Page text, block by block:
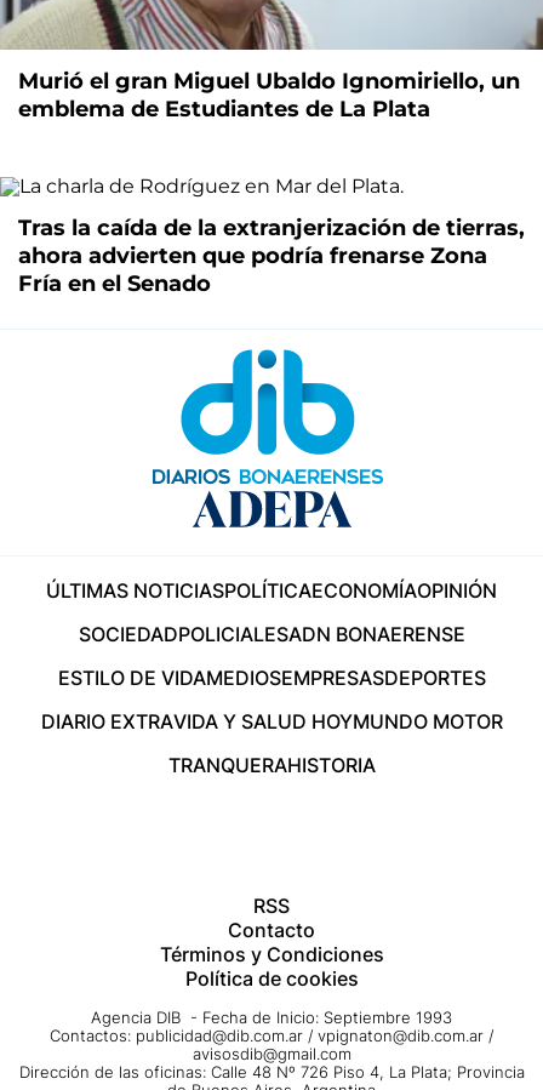
Murió el gran Miguel Ubaldo Ignomiriello, un
emblema de Estudiantes de La Plata
Tras la caída de la extranjerización de tierras,
ahora advierten que podría frenarse Zona
Fría en el Senado
ÚLTIMAS NOTICIASPOLÍTICAECONOMÍAOPINIÓN
SOCIEDADPOLICIALESADN BONAERENSE
ESTILO DE VIDAMEDIOSEMPRESASDEPORTES
DIARIO EXTRAVIDA Y SALUD HOYMUNDO MOTOR
TRANQUERAHISTORIA
RSS
Contacto
Términos y Condiciones
Política de cookies
Agencia DIB - Fecha de Inicio: Septiembre 1993
Contactos: publicidad@dib.com.ar / vpignaton@dib.com.ar /
avisosdib@gmail.com
Dirección de las oficinas: Calle 48 Nº 726 Piso 4, La Plata; Provincia